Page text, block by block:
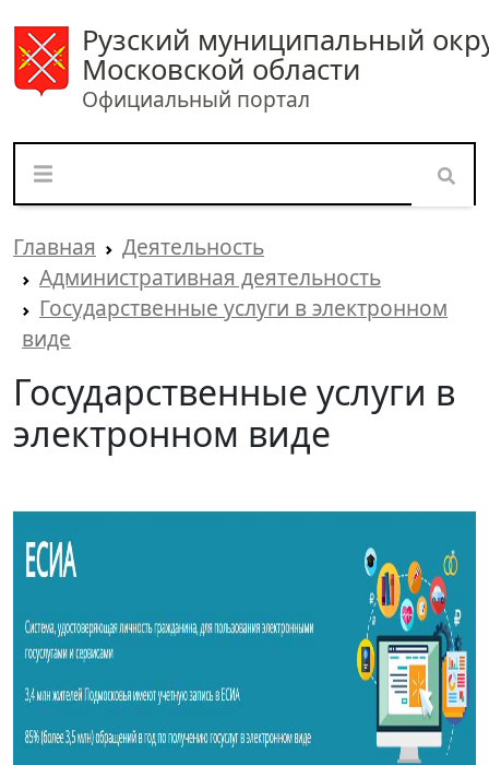
Рузский муниципальный
Московской области
Официальный портал
Главная
Деятельность
Административная деятельность
Государственные услуги в электронном
виде
Государственные услуги в
электронном виде